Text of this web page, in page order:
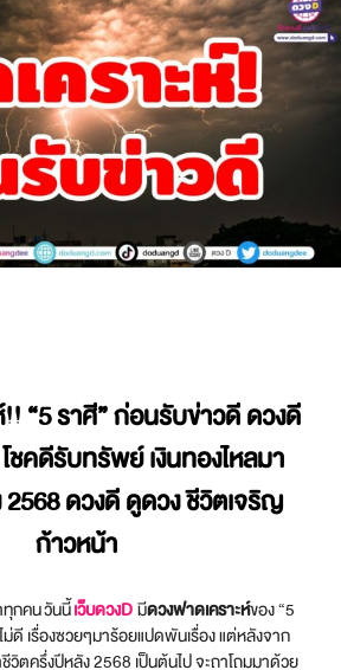
!! “5 ราศี” ก่อนรับข่าวดี ดวงดี
ชคดีรับทรัพย์ เงินทองไหลมา
ดวงดี ดูดวง ชีวิตเจริญ
ก้าวหน้า
กคน วันนี้เว็บดวงDมีดวงฟาดเคราะห์ของ “5
ม่ดี เรื่องซวยๆมาร้อยแปดพันเรื่อง แต่หลังจาก
วิตครึ่งปีหลัง 2568 เป็นต้นไป จะถาโถมมาด้วย